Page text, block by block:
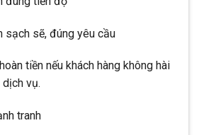
sạch sẽ, đúng yêu cầu
tiền nếu khách hàng không hài
vụ.
tranh